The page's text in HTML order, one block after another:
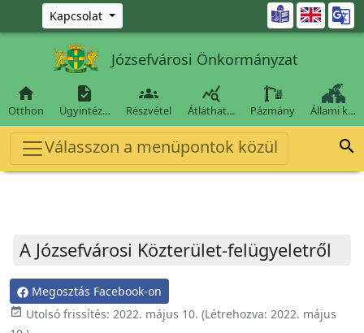
Ugrás a fő tartalomra
Kapcsolat 
Józsefvárosi Önkormányzat

Otthon

Ügyintéz…

Részvétel

Átláthat… Pázmány Állami k…
Válasszon a menüpontok közül 
A Józsefvárosi Közterület-felügyeletről
Megosztás Facebook-on
event_available Utolsó frissítés: 2022. május 10. (Létrehozva: 2022. május